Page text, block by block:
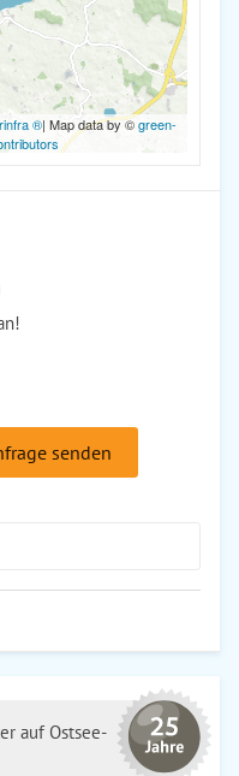
®| Map data by ©green-
senden
auf Ostsee-